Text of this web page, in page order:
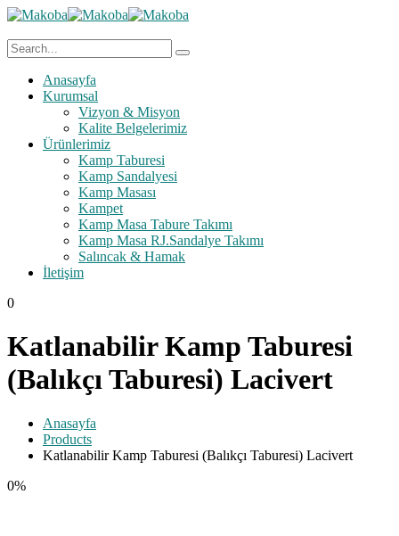
Anasayfa
Kurumsal
Vizyon & Misyon
Kalite Belgelerimiz
Ürünlerimiz
Kamp Taburesi
Kamp Sandalyesi
Kamp Masası
Kampet
Kamp Masa Tabure Takımı
Kamp Masa RJ.Sandalye Takımı
Salıncak & Hamak
İletişim
0
Katlanabilir Kamp Taburesi
(Balıkçı Taburesi) Lacivert
Anasayfa
Products
Katlanabilir Kamp Taburesi (Balıkçı Taburesi) Lacivert
0%